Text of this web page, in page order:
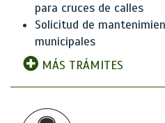
para cruces de calles
Solicitud de
municipales
MÁS TRÁMITES